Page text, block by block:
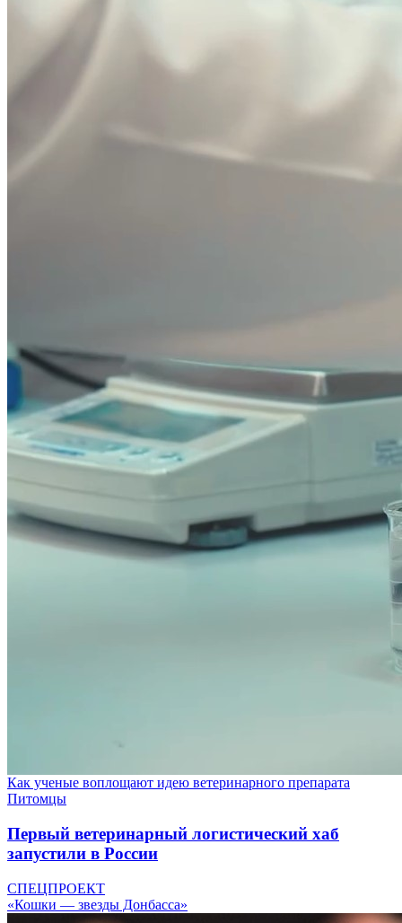
Как ученые воплощают идею ветеринарного препарата
Питомцы
Первый ветеринарный логистический хаб
запустили в России
СПЕЦПРОЕКТ
«Кошки — звезды Донбасса»